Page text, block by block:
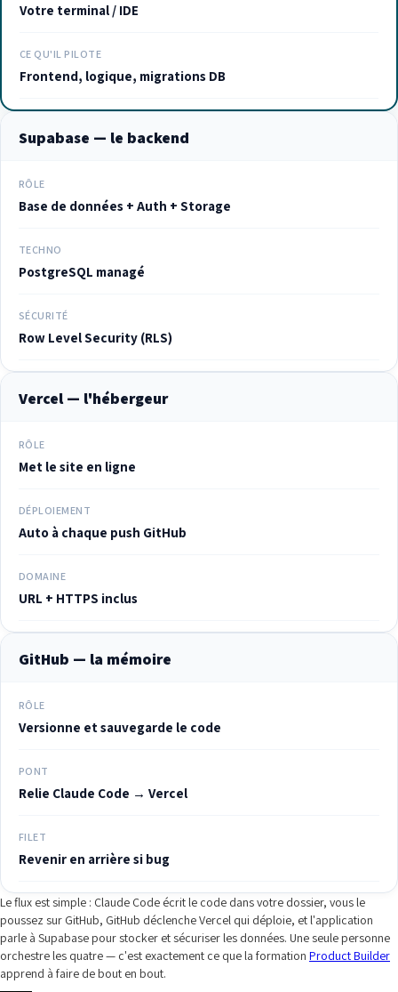
Votre terminal / IDE
CE QU'IL PILOTE
Frontend, logique, migrations DB
Supabase — le backend
RÔLE
Base de données + Auth + Storage
TECHNO
PostgreSQL managé
SÉCURITÉ
Row Level Security (RLS)
Vercel — l'hébergeur
RÔLE
Met le site en ligne
DÉPLOIEMENT
Auto à chaque push GitHub
DOMAINE
URL + HTTPS inclus
GitHub — la mémoire
RÔLE
Versionne et sauvegarde le code
PONT
Relie Claude Code → Vercel
FILET
Revenir en arrière si bug
Le flux est simple : Claude Code écrit le code dans votre dossier, vous le
poussez sur GitHub, GitHub déclenche Vercel qui déploie, et l'application
parle à Supabase pour stocker et sécuriser les données. Une seule personne
orchestre les quatre — c'est exactement ce que la formation Product Builder
apprend à faire de bout en bout.